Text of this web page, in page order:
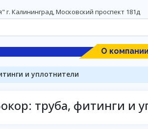
Калининград, Московский проспект 181д
О компании
и уплотнители
труба, фитинги и